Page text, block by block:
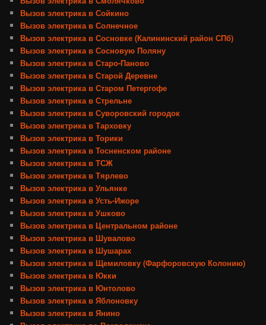
Вызов электрика в Сойкино
Вызов электрика в Солнечное
Вызов электрика в Сосновке (Калининский район СПб)
Вызов электрика в Сосновую Поляну
Вызов электрика в Старо-Паново
Вызов электрика в Старой Деревне
Вызов электрика в Старом Петергофе
Вызов электрика в Стрельне
Вызов электрика в Суворовский городок
Вызов электрика в Тарховку
Вызов электрика в Торики
Вызов электрика в Тосненском районе
Вызов электрика в ТСЖ
Вызов электрика в Тярлево
Вызов электрика в Ульянке
Вызов электрика в Усть-Ижоре
Вызов электрика в Ушково
Вызов электрика в Центральном районе
Вызов электрика в Шувалово
Вызов электрика в Шушарах
Вызов электрика в Щемиловку (Фарфоровскую Колонию)
Вызов электрика в Юкки
Вызов электрика в Юнтолово
Вызов электрика в Яблоновку
Вызов электрика в Янино